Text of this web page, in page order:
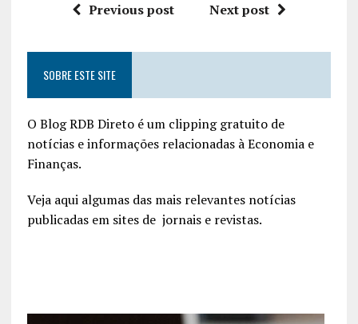
Previous post Next post
SOBRE ESTE SITE
O Blog RDB Direto é um clipping gratuito de
notícias e informações relacionadas à Economia e
Finanças.
Veja aqui algumas das mais relevantes notícias
publicadas em sites de jornais e revistas.